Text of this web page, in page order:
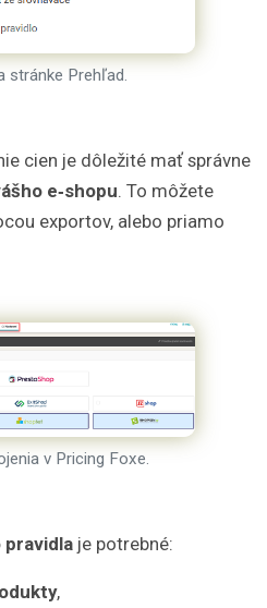
stránke Prehľad.
cien je dôležité mať správne
e‑shopu. To môžete
exportov, alebo priamo
v Pricing Foxe.
je potrebné:
,